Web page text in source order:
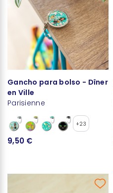
Gancho para bolso - Dîner
en Ville
Parisienne
+23
9,50 €